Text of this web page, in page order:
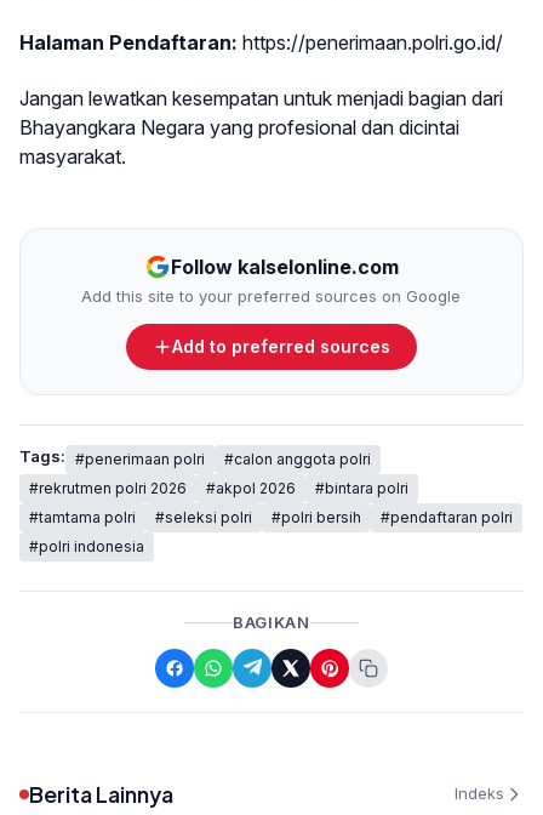
Halaman Pendaftaran: https://penerimaan.polri.go.id/
Jangan lewatkan kesempatan untuk menjadi bagian dari
Bhayangkara Negara yang profesional dan dicintai
masyarakat.
Follow kalselonline.com
Add this site to your preferred sources on Google
Add to preferred sources
Tags: #penerimaan polri
#calon anggota polri
#rekrutmen polri 2026
#akpol 2026
#bintara polri
#tamtama polri
#seleksi polri #polri bersih
#pendaftaran polri
#polri indonesia
BAGIKAN
Berita Lainnya Indeks